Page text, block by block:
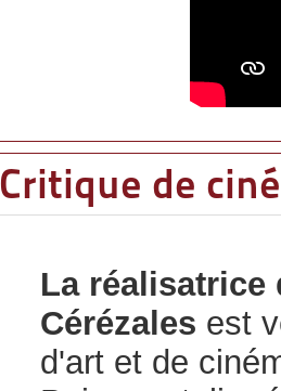
Critique de
La réalisatrice
Cérézales est
d'art et de